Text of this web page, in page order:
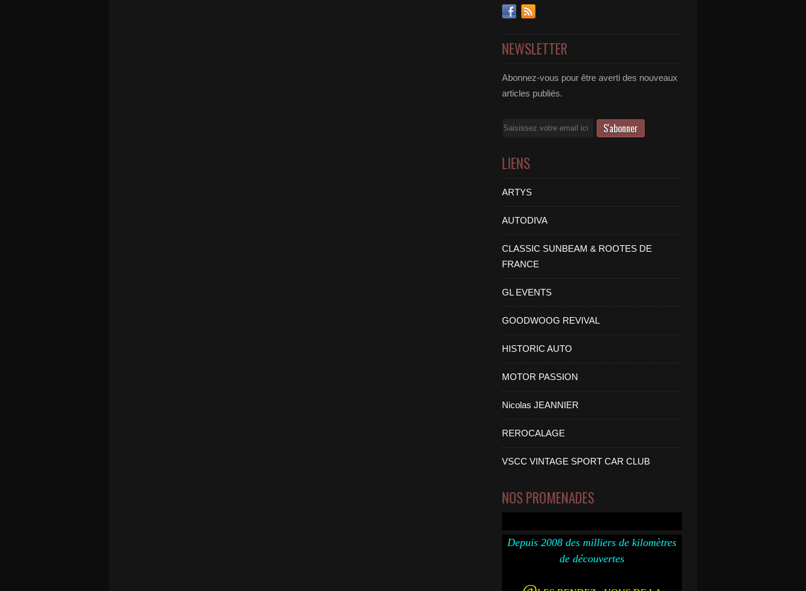
NEWSLETTER
Abonnez-vous pour être averti des nouveaux
articles publiés.
Email
LIENS
ARTYS
AUTODIVA
CLASSIC SUNBEAM & ROOTES DE
FRANCE
GL EVENTS
GOODWOOG REVIVAL
HISTORIC AUTO
MOTOR PASSION
Nicolas JEANNIER
REROCALAGE
VSCC VINTAGE SPORT CAR CLUB
NOS PROMENADES
Depuis 2008 des milliers de kilomètres
de découvertes